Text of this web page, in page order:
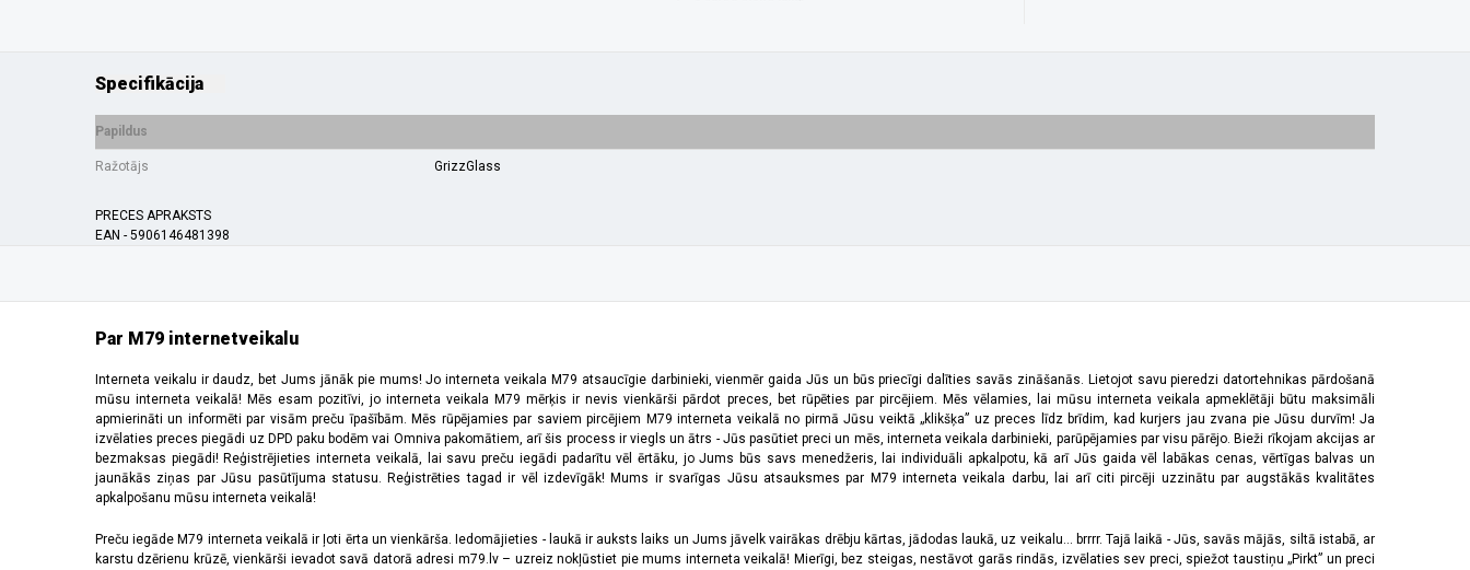
Specifikācija
Papildus
Ražotājs GrizzGlass
PRECES APRAKSTS
EAN - 5906146481398
Par M79 internetveikalu
Interneta veikalu ir daudz, bet Jums jānāk pie mums! Jo interneta veikala M79 atsaucīgie darbinieki, vienmēr gaida Jūs un būs priecīgi dalīties savās zināšanās. Lietojot savu pieredzi datortehnikas pārdošanā
mūsu interneta veikalā! Mēs esam pozitīvi, jo interneta veikala M79 mērķis ir nevis vienkārši pārdot preces, bet rūpēties par pircējiem. Mēs vēlamies, lai mūsu interneta veikala apmeklētāji būtu maksimāli
apmierināti un informēti par visām preču īpašībām. Mēs rūpējamies par saviem pircējiem M79 interneta veikalā no pirmā Jūsu veiktā „klikšķa” uz preces līdz brīdim, kad kurjers jau zvana pie Jūsu durvīm! Ja
izvēlaties preces piegādi uz DPD paku bodēm vai Omniva pakomātiem, arī šis process ir viegls un ātrs - Jūs pasūtiet preci un mēs, interneta veikala darbinieki, parūpējamies par visu pārējo. Bieži rīkojam akcijas ar
bezmaksas piegādi! Reģistrējieties interneta veikalā, lai savu preču iegādi padarītu vēl ērtāku, jo Jums būs savs menedžeris, lai individuāli apkalpotu, kā arī Jūs gaida vēl labākas cenas, vērtīgas balvas un
jaunākās ziņas par Jūsu pasūtījuma statusu. Reģistrēties tagad ir vēl izdevīgāk! Mums ir svarīgas Jūsu atsauksmes par M79 interneta veikala darbu, lai arī citi pircēji uzzinātu par augstākās kvalitātes
apkalpošanu mūsu interneta veikalā!
Preču iegāde M79 interneta veikalā ir ļoti ērta un vienkārša. Iedomājieties - laukā ir auksts laiks un Jums jāvelk vairākas drēbju kārtas, jādodas laukā, uz veikalu... brrrr. Tajā laikā - Jūs, savās mājās, siltā istabā, ar
karstu dzērienu krūzē, vienkārši ievadot savā datorā adresi m79.lv – uzreiz nokļūstiet pie mums interneta veikalā! Mierīgi, bez steigas, nestāvot garās rindās, izvēlaties sev preci, spiežot taustiņu „Pirkt” un preci